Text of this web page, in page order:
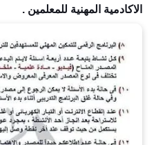
الاكادمية المهنية للمعلمين .